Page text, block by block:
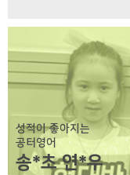
성적이 좋아지는
공터영어
송*초 연*우